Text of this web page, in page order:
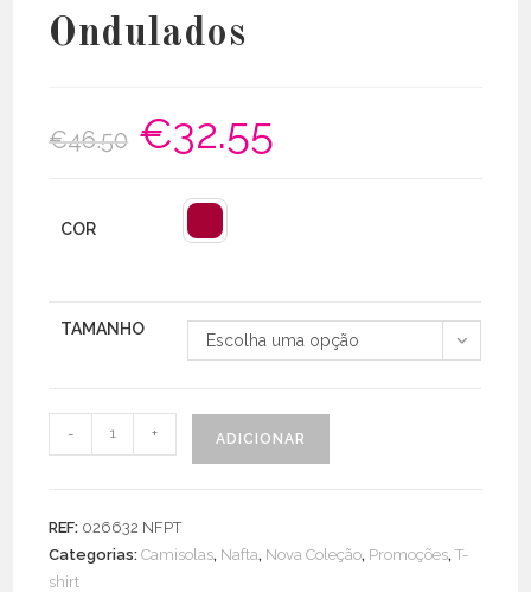
Ondulados
€46.50
O
preço
original
€32.55
COR
TAMANHO
Escolha uma opção
Quantidade
de
Ondulados
- + ADICIONAR
REF: 026632 NFPT
Categorias:Camisolas, Nafta, Nova Coleção, Promoções,T-
shirt